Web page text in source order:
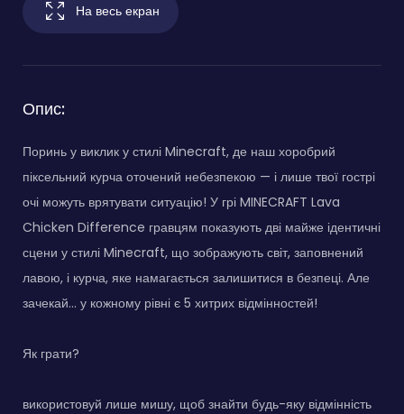
На весь екран
Опис:
Поринь у виклик у стилі Minecraft, де наш хоробрий
піксельний курча оточений небезпекою — і лише твої гострі
очі можуть врятувати ситуацію! У грі MINECRAFT Lava
Chicken Difference гравцям показують дві майже ідентичні
сцени у стилі Minecraft, що зображують світ, заповнений
лавою, і курча, яке намагається залишитися в безпеці. Але
зачекай... у кожному рівні є 5 хитрих відмінностей!
Як грати?
використовуй лише мишу, щоб знайти будь-яку відмінність